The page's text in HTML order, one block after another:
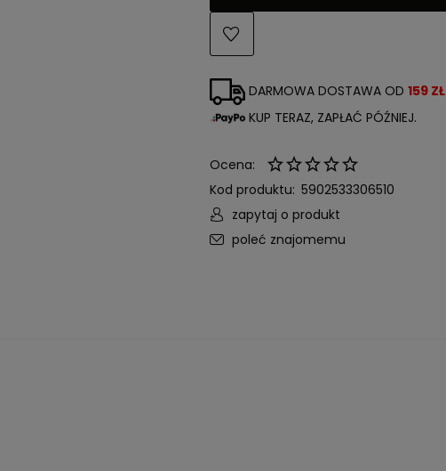
DARMOWA DOSTAWA OD 159 ZŁ
KUP TERAZ, ZAPŁAĆ PÓŹNIEJ.
Ocena:
Kod produktu: 5902533306510
zapytaj o produkt
poleć znajomemu